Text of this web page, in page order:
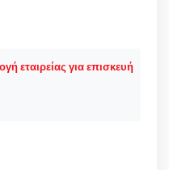
εταιρείας για επισκευή